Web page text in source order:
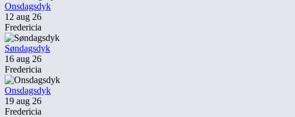
Onsdagsdyk
12 aug 26
Fredericia
Søndagsdyk
16 aug 26
Fredericia
Onsdagsdyk
19 aug 26
Fredericia